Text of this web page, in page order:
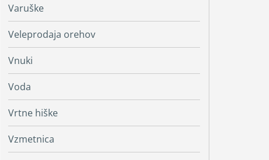
Varuške
Veleprodaja orehov
Vnuki
Voda
Vrtne hiške
Vzmetnica